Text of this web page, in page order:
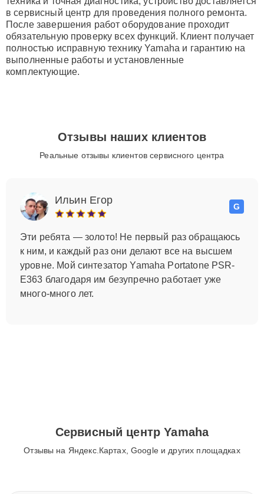
в сервисный центр для проведения полного ремонта.
После завершения работ оборудование проходит
обязательную проверку всех функций. Клиент получает
полностью исправную технику Yamaha и гарантию на
выполненные работы и установленные
комплектующие.
Отзывы наших клиентов
Реальные отзывы клиентов сервисного центра
Ильин Егор
G
Эти ребята — золото! Не первый раз обращаюсь
к ним, и каждый раз они делают все на высшем
уровне. Мой синтезатор Yamaha Portatone PSR-
E363 благодаря им безупречно работает уже
много-много лет.
Сервисный центр Yamaha
Отзывы на Яндекс.Картах, Google и других площадках